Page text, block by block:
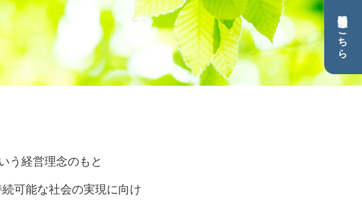
う経営理念のもと
可能な社会の実現に向け
不動産情報は
こちら